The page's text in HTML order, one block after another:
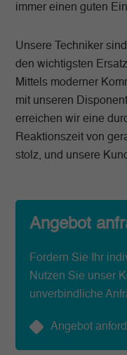
immer einen guten
Unsere Techniker
den wichtigsten
Mittels moderner
mit unseren
erreichen wir eine
Reaktionszeit von
stolz, und unsere
Angebot
Fordern Sie Ihr
Nutzen Sie unser
unverbindliche
Angebot